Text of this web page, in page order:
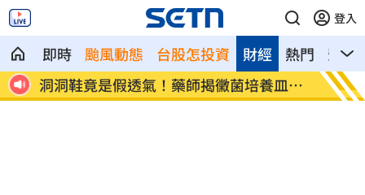
登入
即時 颱風動態 台股怎投資 熱門 影音
財經
洞洞鞋竟是假透氣！藥師揭黴菌培養皿真
相
遭蔡
文